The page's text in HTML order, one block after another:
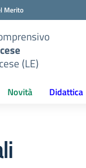
Merito
(LE)
Novità Didattica